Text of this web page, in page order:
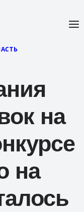
на
на